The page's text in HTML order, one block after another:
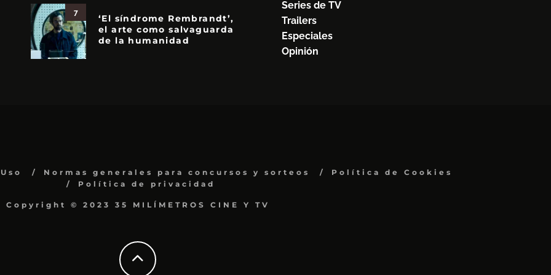
7
‘El síndrome Rembrandt’,
el arte como salvaguarda
de la humanidad
Series de TV
Trailers
Especiales
Opinión
Normas generales para concursos y sorteos
Política de Cookies
Política de privacidad
Copyright © 2023 35 MILÍMETROS CINE Y TV